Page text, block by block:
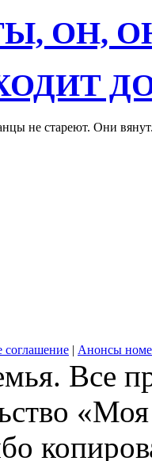
ОН,
не стареют. Они
соглашение | Анонсы
Все